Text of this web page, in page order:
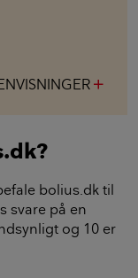
bolius.dk til
svare på en
og 10 er